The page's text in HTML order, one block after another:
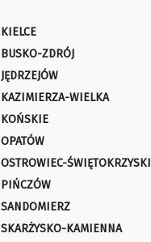
KIELCE
BUSKO-ZDRÓJ
JĘDRZEJÓW
KAZIMIERZA-WIELKA
KOŃSKIE
OPATÓW
OSTROWIEC-ŚWIĘTOKRZYSKI
PIŃCZÓW
SANDOMIERZ
SKARŻYSKO-KAMIENNA